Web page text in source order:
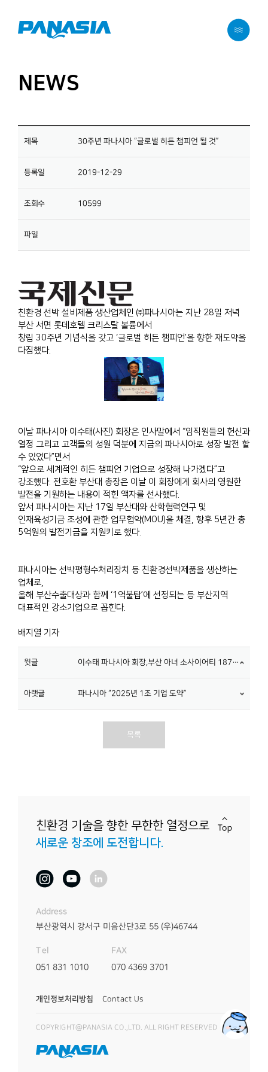
NEWS
제목 30주년 파나시아 “글로벌 히든 챔피언 될 것”
등록일 2019-12-29
조회수 10599
파일
친환경 선박 설비제품 생산업체인 ㈜파나시아는 지난 28일 저녁
부산 서면 롯데호텔 크리스탈 볼륨에서
창립 30주년 기념식을 갖고 ‘글로벌 히든 챔피언’을 향한 재도약을
다짐했다.
이날 파나시아 이수태(사진) 회장은 인사말에서 “임직원들의 헌신과
열정 그리고 고객들의 성원 덕분에 지금의 파나시아로 성장 발전 할
수 있었다”면서
“앞으로 세계적인 히든 챔피언 기업으로 성장해 나가겠다”고
강조했다. 전호환 부산대 총장은 이날 이 회장에게 회사의 영원한
발전을 기원하는 내용이 적힌 액자를 선사했다.
앞서 파나시아는 지난 17일 부산대와 산학협력연구 및
인재육성기금 조성에 관한 업무협약(MOU)을 체결, 향후 5년간 총
5억원의 발전기금을 지원키로 했다.
파나시아는 선박평형수처리장치 등 친환경선박제품을 생산하는
업체로,
올해 부산수출대상과 함께 ‘1억불탑’에 선정되는 등 부산지역
대표적인 강소기업으로 꼽힌다.
배지열 기자​
윗글 이수태 파나시아 회장,부산 아너 소사이어티 187번째 회원 가입
아랫글 파나시아 “2025년 1조 기업 도약”
목록
친환경 기술을 향한 무한한 열정으로
새로운 창조에 도전합니다.
Address
부산광역시 강서구 미음산단3로 55(우)46744
Tel
051 831 1010
FAX
070 4369 3701
개인정보처리방침 Contact Us
COPYRIGHT@PANASIA CO.,LTD. ALL RIGHT RESERVED